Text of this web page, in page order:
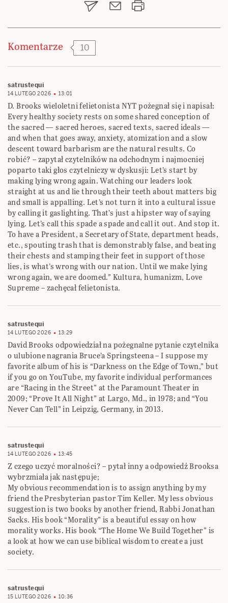
Komentarze 10
satrustequi
14 LUTEGO 2026 13:01
D. Brooks wieloletni felietonista NYT pożegnał się i napisał:
Every healthy society rests on some shared conception of
the sacred — sacred heroes, sacred texts, sacred ideals —
and when that goes away, anxiety, atomization and a slow
descent toward barbarism are the natural results. Co
robić? – zapytał czytelników na odchodnym i najmocniej
poparto taki głos czytelniczy w dyskusji: Let’s start by
making lying wrong again. Watching our leaders look
straight at us and lie through their teeth about matters big
and small is appalling. Let’s not turn it into a cultural issue
by calling it gaslighting. That’s just a hipster way of saying
lying. Let’s call this spade a spade and call it out. And stop it.
To have a President, a Secretary of State, department heads,
etc., spouting trash that is demonstrably false, and beating
their chests and stamping their feet in support of those
lies, is what’s wrong with our nation. Until we make lying
wrong again, we are doomed.” Kultura, humanizm, Love
Supreme – zachęcał felietonista.
satrustequi
14 LUTEGO 2026 13:29
David Brooks odpowiedział na pożegnalne pytanie czytelnika
o ulubione nagrania Bruce’a Springsteena – I suppose my
favorite album of his is “Darkness on the Edge of Town,” but
if you go on YouTube, my favorite individual performances
are “Racing in the Street” at the Paramount Theater in
2009; “Prove It All Night” at Largo, Md., in 1978; and “You
Never Can Tell” in Leipzig, Germany, in 2013.
satrustequi
14 LUTEGO 2026 13:45
Z czego uczyć moralności? – pytał inny a odpowiedź Brooksa
wybrzmiała jak następuje;
My obvious recommendation is to assign anything by my
friend the Presbyterian pastor Tim Keller. My less obvious
suggestion is two books by another friend, Rabbi Jonathan
Sacks. His book “Morality” is a beautiful essay on how
morality works. His book “The Home We Build Together” is
a look at how we can use biblical wisdom to create a just
society.
satrustequi
15 LUTEGO 2026 10:36